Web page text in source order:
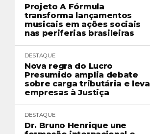
Projeto A Fórmula
transforma lançamentos
musicais em ações sociais
nas periferias brasileiras
DESTAQUE
Nova regra do Lucro
Presumido amplia debate
sobre carga tributária e leva
empresas à Justiça
DESTAQUE
Dr. Bruno Henrique une